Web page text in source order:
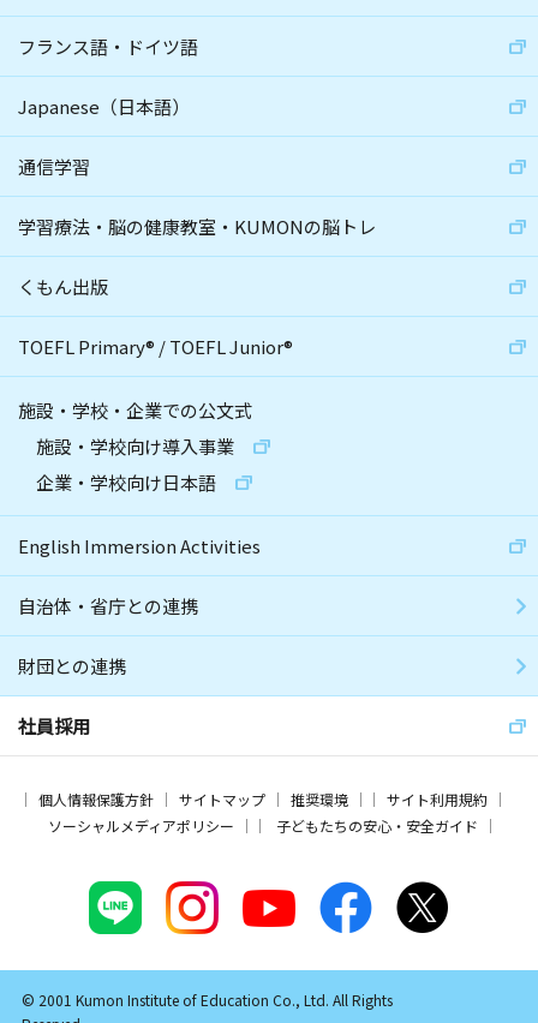
フランス語・ドイツ語
Japanese（日本語）
通信学習
学習療法・脳の健康教室・KUMONの脳トレ
くもん出版
TOEFL Primary® /TOEFL Junior®
施設・学校・企業での公文式
施設・学校向け導入事業
企業・学校向け日本語
English Immersion Activities
自治体・省庁との連携
財団との連携
社員採用
個人情報保護方針 サイトマップ 推奨環境
サイト利用規約
ソーシャルメディアポリシー
子どもたちの安心・安全ガイド
© 2001 Kumon Institute of Education Co., Ltd. All Rights